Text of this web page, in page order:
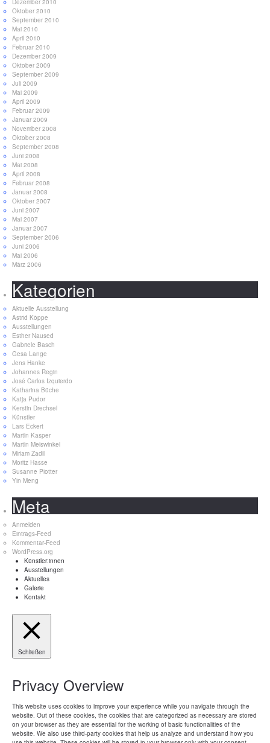
Oktober 2010
September 2010
Mai 2010
April 2010
Februar 2010
Dezember 2009
Oktober 2009
September 2009
Juli 2009
Mai 2009
April 2009
Februar 2009
Januar 2009
November 2008
Oktober 2008
September 2008
Juni 2008
Mai 2008
April 2008
Februar 2008
Januar 2008
Oktober 2007
Juni 2007
Mai 2007
Januar 2007
September 2006
Juni 2006
Mai 2006
März 2006
Kategorien
Aktuelle Ausstellung
Astrid Köppe
Ausstellungen
Esther Naused
Gabriele Basch
Gesa Lange
Jens Hanke
Johannes Regin
José Carlos Izquierdo
Katharina Büche
Katja Pudor
Kerstin Drechsel
Künstler
Lars Eckert
Martin Kasper
Martin Meiswinkel
Miriam Zadil
Moritz Hasse
Susanne Piotter
Yin Meng
Meta
Anmelden
Eintrags-Feed
Kommentar-Feed
WordPress.org
Künstler:innen
Ausstellungen
Aktuelles
Galerie
Kontakt
Schließen
Privacy Overview
This website uses cookies to improve your experience while you navigate through the
website. Out of these cookies, the cookies that are categorized as necessary are stored
on your browser as they are essential for the working of basic functionalities of the
website. We also use third-party cookies that help us analyze and understand how you